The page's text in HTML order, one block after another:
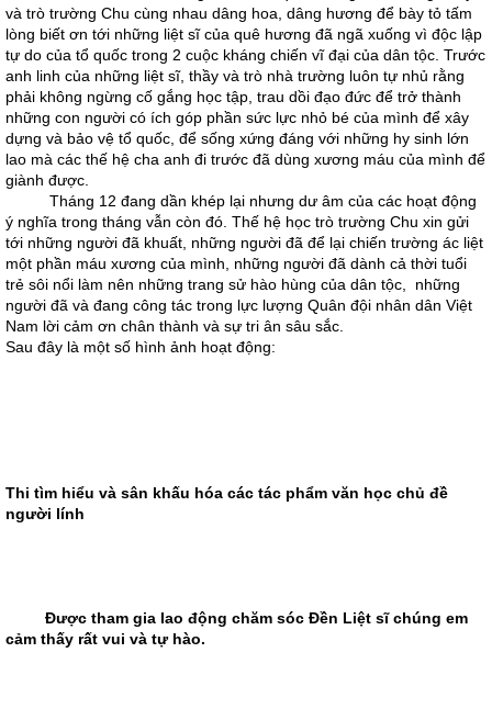
và trò trường Chu cùng nhau dâng hoa, dâng hương để bày tỏ tấm
lòng biết ơn tới những liệt sĩ của quê hương đã ngã xuống vì độc lập
tự do của tổ quốc trong 2 cuộc kháng chiến vĩ đại của dân tộc. Trước
anh linh của những liệt sĩ, thầy và trò nhà trường luôn tự nhủ rằng
phải không ngừng cố gắng học tập, trau dồi đạo đức để trở thành
những con người có ích góp phần sức lực nhỏ bé của mình để xây
dựng và bảo vệ tổ quốc, để sống xứng đáng với những hy sinh lớn
lao mà các thế hệ cha anh đi trước đã dùng xương máu của mình để
giành được.
Tháng 12 đang dần khép lại nhưng dư âm của các hoạt động
ý nghĩa trong tháng vẫn còn đó. Thế hệ học trò trường Chu xin gửi
tới những người đã khuất, những người đã để lại chiến trường ác liệt
một phần máu xương của mình, những người đã dành cả thời tuổi
trẻ sôi nổi làm nên những trang sử hào hùng của dân tộc, những
người đã và đang công tác trong lực lượng Quân đội nhân dân Việt
Nam lời cảm ơn chân thành và sự tri ân sâu sắc.
Sau đây là một số hình ảnh hoạt động:
Thi tìm hiểu và sân khấu hóa các tác phẩm văn học chủ đề
người lính
Được tham gia lao động chăm sóc Đền Liệt sĩ chúng em
cảm thấy rất vui và tự hào.